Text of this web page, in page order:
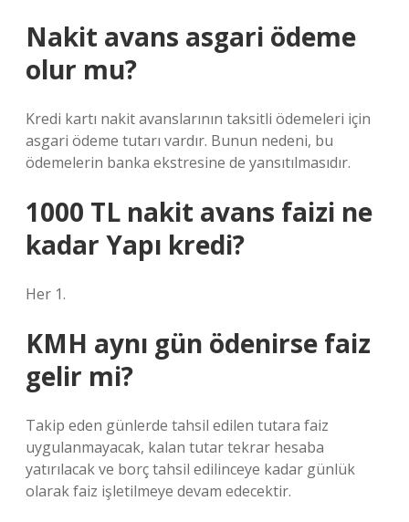
Nakit avans asgari ödeme
olur mu?
Kredi kartı nakit avanslarının taksitli ödemeleri için
asgari ödeme tutarı vardır. Bunun nedeni, bu
ödemelerin banka ekstresine de yansıtılmasıdır.
1000 TL nakit avans faizi ne
kadar Yapı kredi?
Her 1.
KMH aynı gün ödenirse faiz
gelir mi?
Takip eden günlerde tahsil edilen tutara faiz
uygulanmayacak, kalan tutar tekrar hesaba
yatırılacak ve borç tahsil edilinceye kadar günlük
olarak faiz işletilmeye devam edecektir.